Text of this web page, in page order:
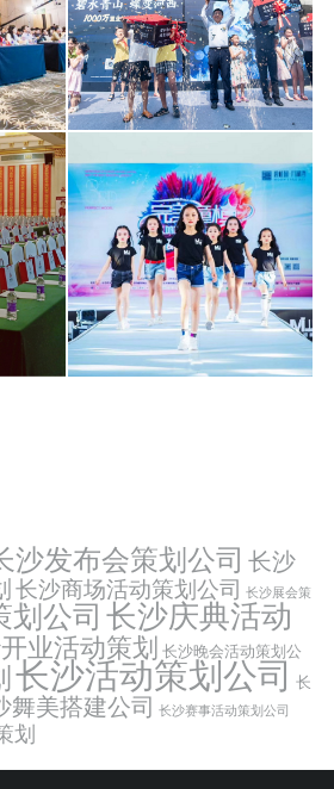
沙发布会策划公司 长沙
长沙商场活动策划公司 长沙展会策
划公司 长沙庆典活动
业活动策划 长沙晚会活动策划公
长沙活动策划公司
长
舞美搭建公司 长沙赛事活动策划公司
划